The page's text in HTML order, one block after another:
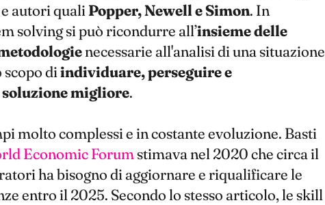
autori qualiPopper, Newell e Simon. In
solving si può ricondurre all’insieme delle
necessarie all'analisi di una situazione
diindividuare, perseguire e
migliore.
molto complessi e in costante evoluzione. Basti
Economic Forumstimava nel 2020 che circa il
ha bisogno di aggiornare e riqualificare le
entro il 2025. Secondo lo stesso articolo, le skill